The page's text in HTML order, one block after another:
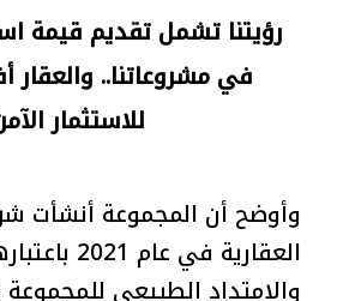
رؤيتنا تشمل تقديم قيمة
في مشروعاتنا..
للاستثمار
العقارية في
والامتداد الطبيعي